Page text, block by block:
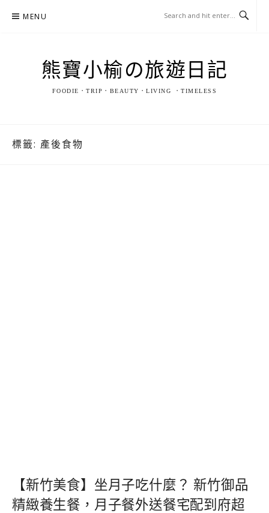
MENU
熊寶小榆の旅遊日記
FOODIE．TRIP．BEAUTY．LIVING ．TIMELESS
標籤: 產後食物
【新竹美食】坐月子吃什麼？ 新竹御品
精緻養生餐，月子餐外送餐宅配到府超